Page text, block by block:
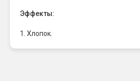
Эффекты:
1. Хлопок.